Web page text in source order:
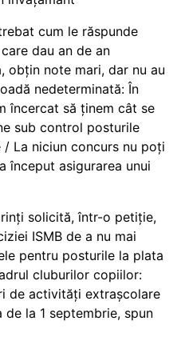
cum le răspunde
dau an de an
obțin note mari, dar nu au
nedeterminată: În
încercat să ținem cât se
sub control posturile
La niciun concurs nu poți
început asigurarea unui
solicită, într-o petiție,
ISMB de a nu mai
pentru posturile la plata
cluburilor copiilor:
de activități extrașcolare
de la 1 septembrie, spun